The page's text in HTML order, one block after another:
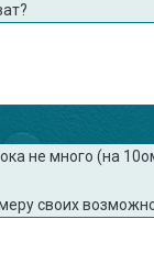
не много (на
своих